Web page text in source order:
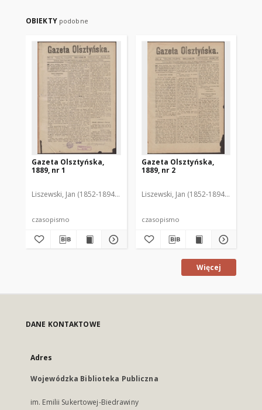
OBIEKTY podobne
Gazeta Olsztyńska,
1889, nr 1
Liszewski, Jan (1852-1894). Red.
czasopismo
Gazeta Olsztyńska,
1889, nr 2
Liszewski, Jan (1852-1894). Red.
czasopismo
Więcej
DANE KONTAKTOWE
Adres
Wojewódzka Biblioteka Publiczna
im. Emilii Sukertowej-Biedrawiny